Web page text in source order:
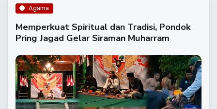
Agama
Memperkuat Spiritual dan Tradisi, Pondok
Pring Jagad Gelar Siraman Muharram